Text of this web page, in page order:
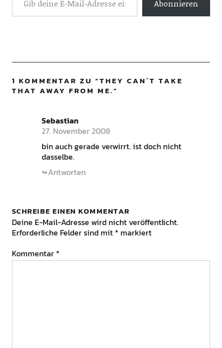
Abonnieren
1 KOMMENTAR ZU “THEY CAN´T TAKE
THAT AWAY FROM ME.”
Sebastian
27. November 2008
bin auch gerade verwirrt. ist doch nicht
dasselbe.
Antworten
SCHREIBE EINEN KOMMENTAR
Deine E-Mail-Adresse wird nicht veröffentlicht.
Erforderliche Felder sind mit * markiert
Kommentar *